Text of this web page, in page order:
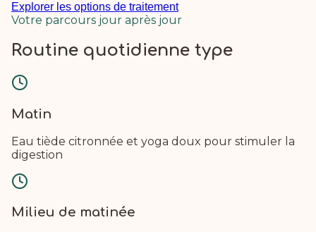
Explorer les options de traitement
Votre parcours jour après jour
Routine quotidienne type
Matin
Eau tiède citronnée et yoga doux pour stimuler la
digestion
Milieu de matinée